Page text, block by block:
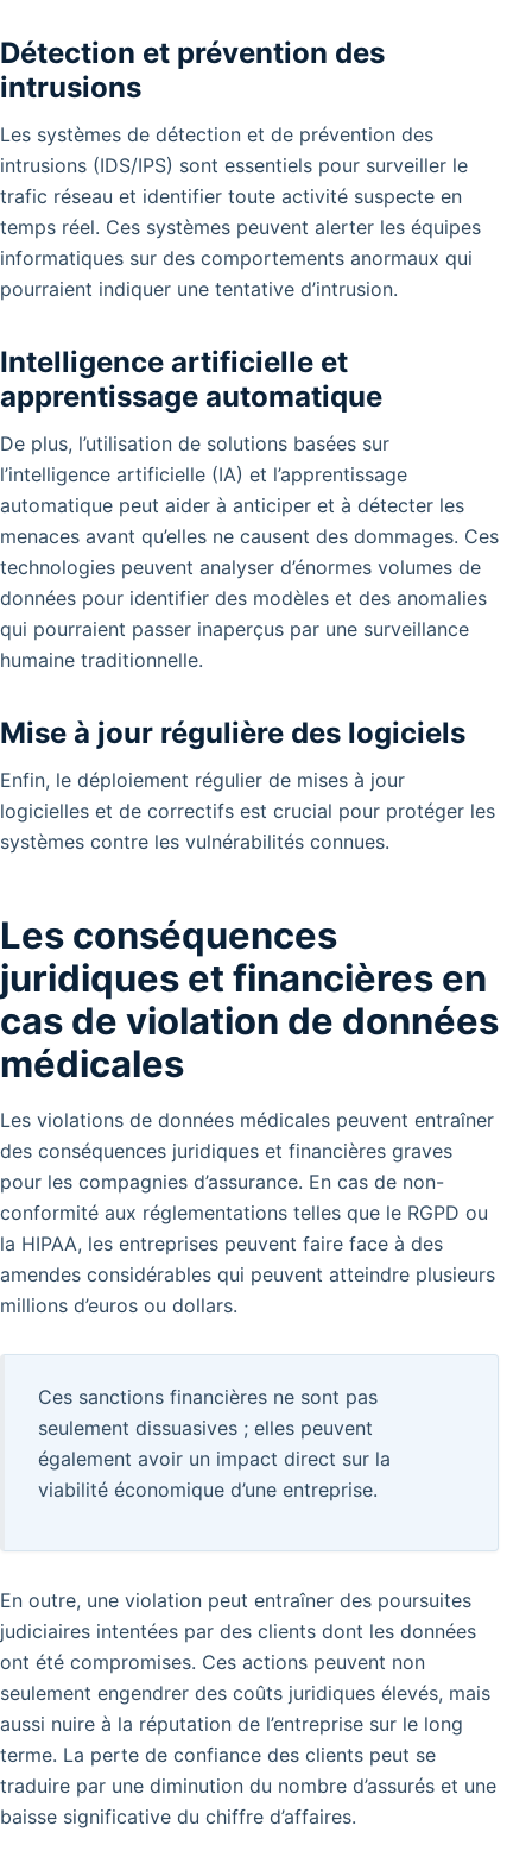
Détection et prévention des
intrusions
Les systèmes de détection et de prévention des
intrusions (IDS/IPS) sont essentiels pour surveiller le
trafic réseau et identifier toute activité suspecte en
temps réel. Ces systèmes peuvent alerter les équipes
informatiques sur des comportements anormaux qui
pourraient indiquer une tentative d’intrusion.
Intelligence artificielle et
apprentissage automatique
De plus, l’utilisation de solutions basées sur
l’intelligence artificielle (IA) et l’apprentissage
automatique peut aider à anticiper et à détecter les
menaces avant qu’elles ne causent des dommages. Ces
technologies peuvent analyser d’énormes volumes de
données pour identifier des modèles et des anomalies
qui pourraient passer inaperçus par une surveillance
humaine traditionnelle.
Mise à jour régulière des logiciels
Enfin, le déploiement régulier de mises à jour
logicielles et de correctifs est crucial pour protéger les
systèmes contre les vulnérabilités connues.
Les conséquences
juridiques et financières en
cas de violation de données
médicales
Les violations de données médicales peuvent entraîner
des conséquences juridiques et financières graves
pour les compagnies d’assurance. En cas de non-
conformité aux réglementations telles que le RGPD ou
la HIPAA, les entreprises peuvent faire face à des
amendes considérables qui peuvent atteindre plusieurs
millions d’euros ou dollars.
Ces sanctions financières ne sont pas
seulement dissuasives ; elles peuvent
également avoir un impact direct sur la
viabilité économique d’une entreprise.
En outre, une violation peut entraîner des poursuites
judiciaires intentées par des clients dont les données
ont été compromises. Ces actions peuvent non
seulement engendrer des coûts juridiques élevés, mais
aussi nuire à la réputation de l’entreprise sur le long
terme. La perte de confiance des clients peut se
traduire par une diminution du nombre d’assurés et une
baisse significative du chiffre d’affaires.